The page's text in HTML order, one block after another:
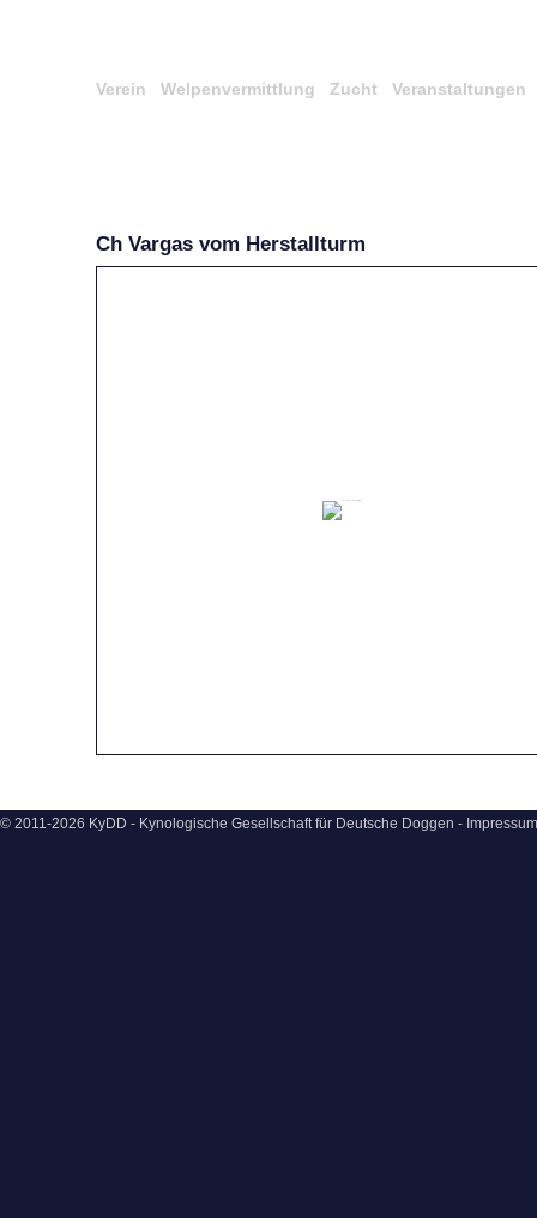
Verein Welpenvermittlung Zucht Veranstaltungen
Ch Vargas vom Herstallturm
© 2011-2026 KyDD - Kynologische Gesellschaft für Deutsche Doggen - Impressum